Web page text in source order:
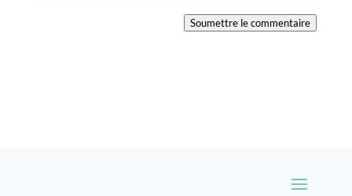
Soumettre le commentaire